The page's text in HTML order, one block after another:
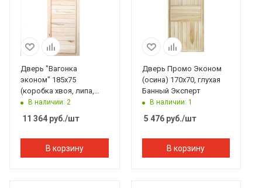
Дверь "Вагонка
эконом" 185х75
(коробка хвоя, липа,
береза) Банный
Эксперт
В наличии: 2
11 364 руб./шт
В корзину
Дверь Промо Эконом
(осина) 170х70, глухая
Банный Эксперт
В наличии: 1
5 476руб./шт
В корзину